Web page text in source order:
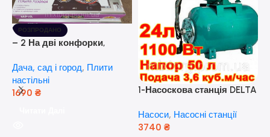
РОЗПРОДАНО
– 2 На дві конфорки,
розпалюванням.
Дача, сад і город, Плити
настільні
1690 ₴
1-Насоскова станція DELTA
кВт) ( Польща)
Насоси, Насосні станції
3740 ₴